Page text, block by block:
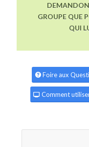
GROUPE QUE
QUI
Foire aux
Comment